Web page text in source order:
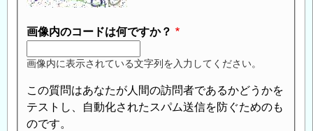
へ
の
返
信
画像内のコードは何ですか？
画像内に表示されている文字列を入力してください。
この質問はあなたが人間の訪問者であるかどうかを
テストし、自動化されたスパム送信を防ぐためのも
のです。